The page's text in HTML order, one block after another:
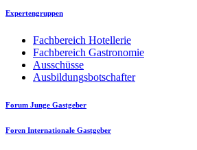
Expertengruppen
Fachbereich Hotellerie
Fachbereich Gastronomie
Ausschüsse
Ausbildungsbotschafter
Forum Junge Gastgeber
Foren Internationale Gastgeber